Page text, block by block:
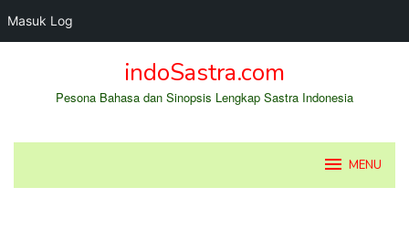
Masuk Log
indoSastra.com
Pesona Bahasa dan Sinopsis Lengkap Sastra Indonesia
MENU